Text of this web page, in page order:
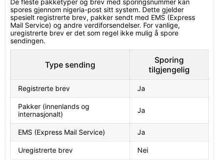
De fleste pakketyper og brev med sporingsnummer kan
spores gjennom nigeria-post sitt system. Dette gjelder
spesielt registrerte brev, pakker sendt med EMS (Express
Mail Service) og andre verdiforsendelser. For vanlige,
uregistrerte brev er det som regel ikke mulig å spore
sendingen.
Type sending
Sporing
tilgjengelig
Registrerte brev Ja
Pakker (innenlands og
internasjonalt)
Ja
EMS (Express Mail Service) Ja
Uregistrerte brev Nei